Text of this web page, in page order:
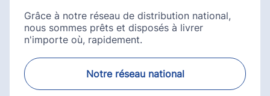
Grâce à notre réseau de distribution national,
nous sommes prêts et disposés à livrer
n'importe où, rapidement.
Notre réseau national